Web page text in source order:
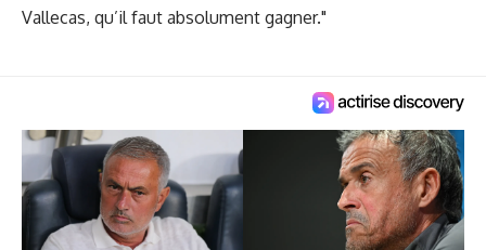
Vallecas, qu’il faut absolument gagner."